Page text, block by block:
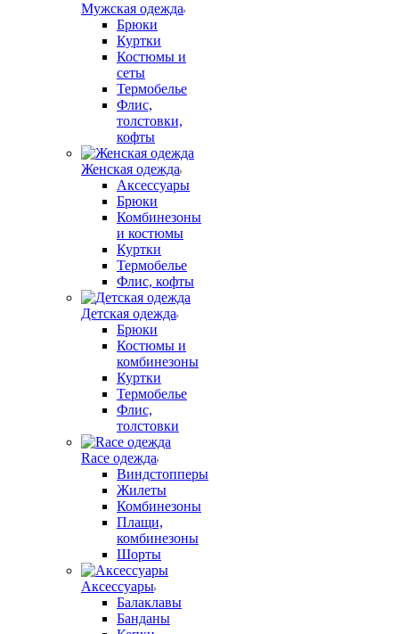
Мужская одежда
Брюки
Куртки
Костюмы и
сеты
Термобелье
Флис,
толстовки,
кофты
Женская одежда
Аксессуары
Брюки
Комбинезоны
и костюмы
Куртки
Термобелье
Флис, кофты
Детская одежда
Брюки
Костюмы и
комбинезоны
Куртки
Термобелье
Флис,
толстовки
Race одежда
Виндстопперы
Жилеты
Комбинезоны
Плащи,
комбинезоны
Шорты
Аксессуары
Балаклавы
Банданы